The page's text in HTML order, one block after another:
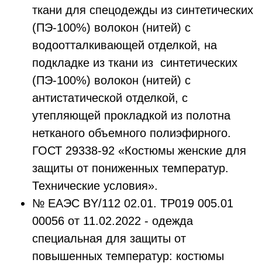
ткани для спецодежды из синтетических
(ПЭ-100%) волокон (нитей) с
водоотталкивающей отделкой, на
подкладке из ткани из синтетических
(ПЭ-100%) волокон (нитей) с
антистатической отделкой, с
утепляющей прокладкой из полотна
нетканого объемного полиэфирного.
ГОСТ 29338-92 «Костюмы женские для
защиты от пониженных температур.
Технические условия».
№ ЕАЭС ВY/112 02.01. ТР019 005.01
00056 от 11.02.2022 - одежда
специальная для защиты от
повышенных температур: костюмы